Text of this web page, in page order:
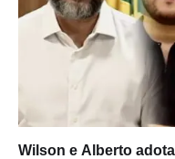
Wilson e Alberto